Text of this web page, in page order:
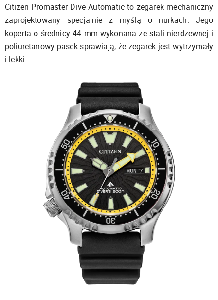
Citizen Promaster Dive Automatic to zegarek mechaniczny
zaprojektowany specjalnie z myślą o nurkach. Jego
koperta o średnicy 44 mm wykonana ze stali nierdzewnej i
poliuretanowy pasek sprawiają, że zegarek jest wytrzymały
i lekki.